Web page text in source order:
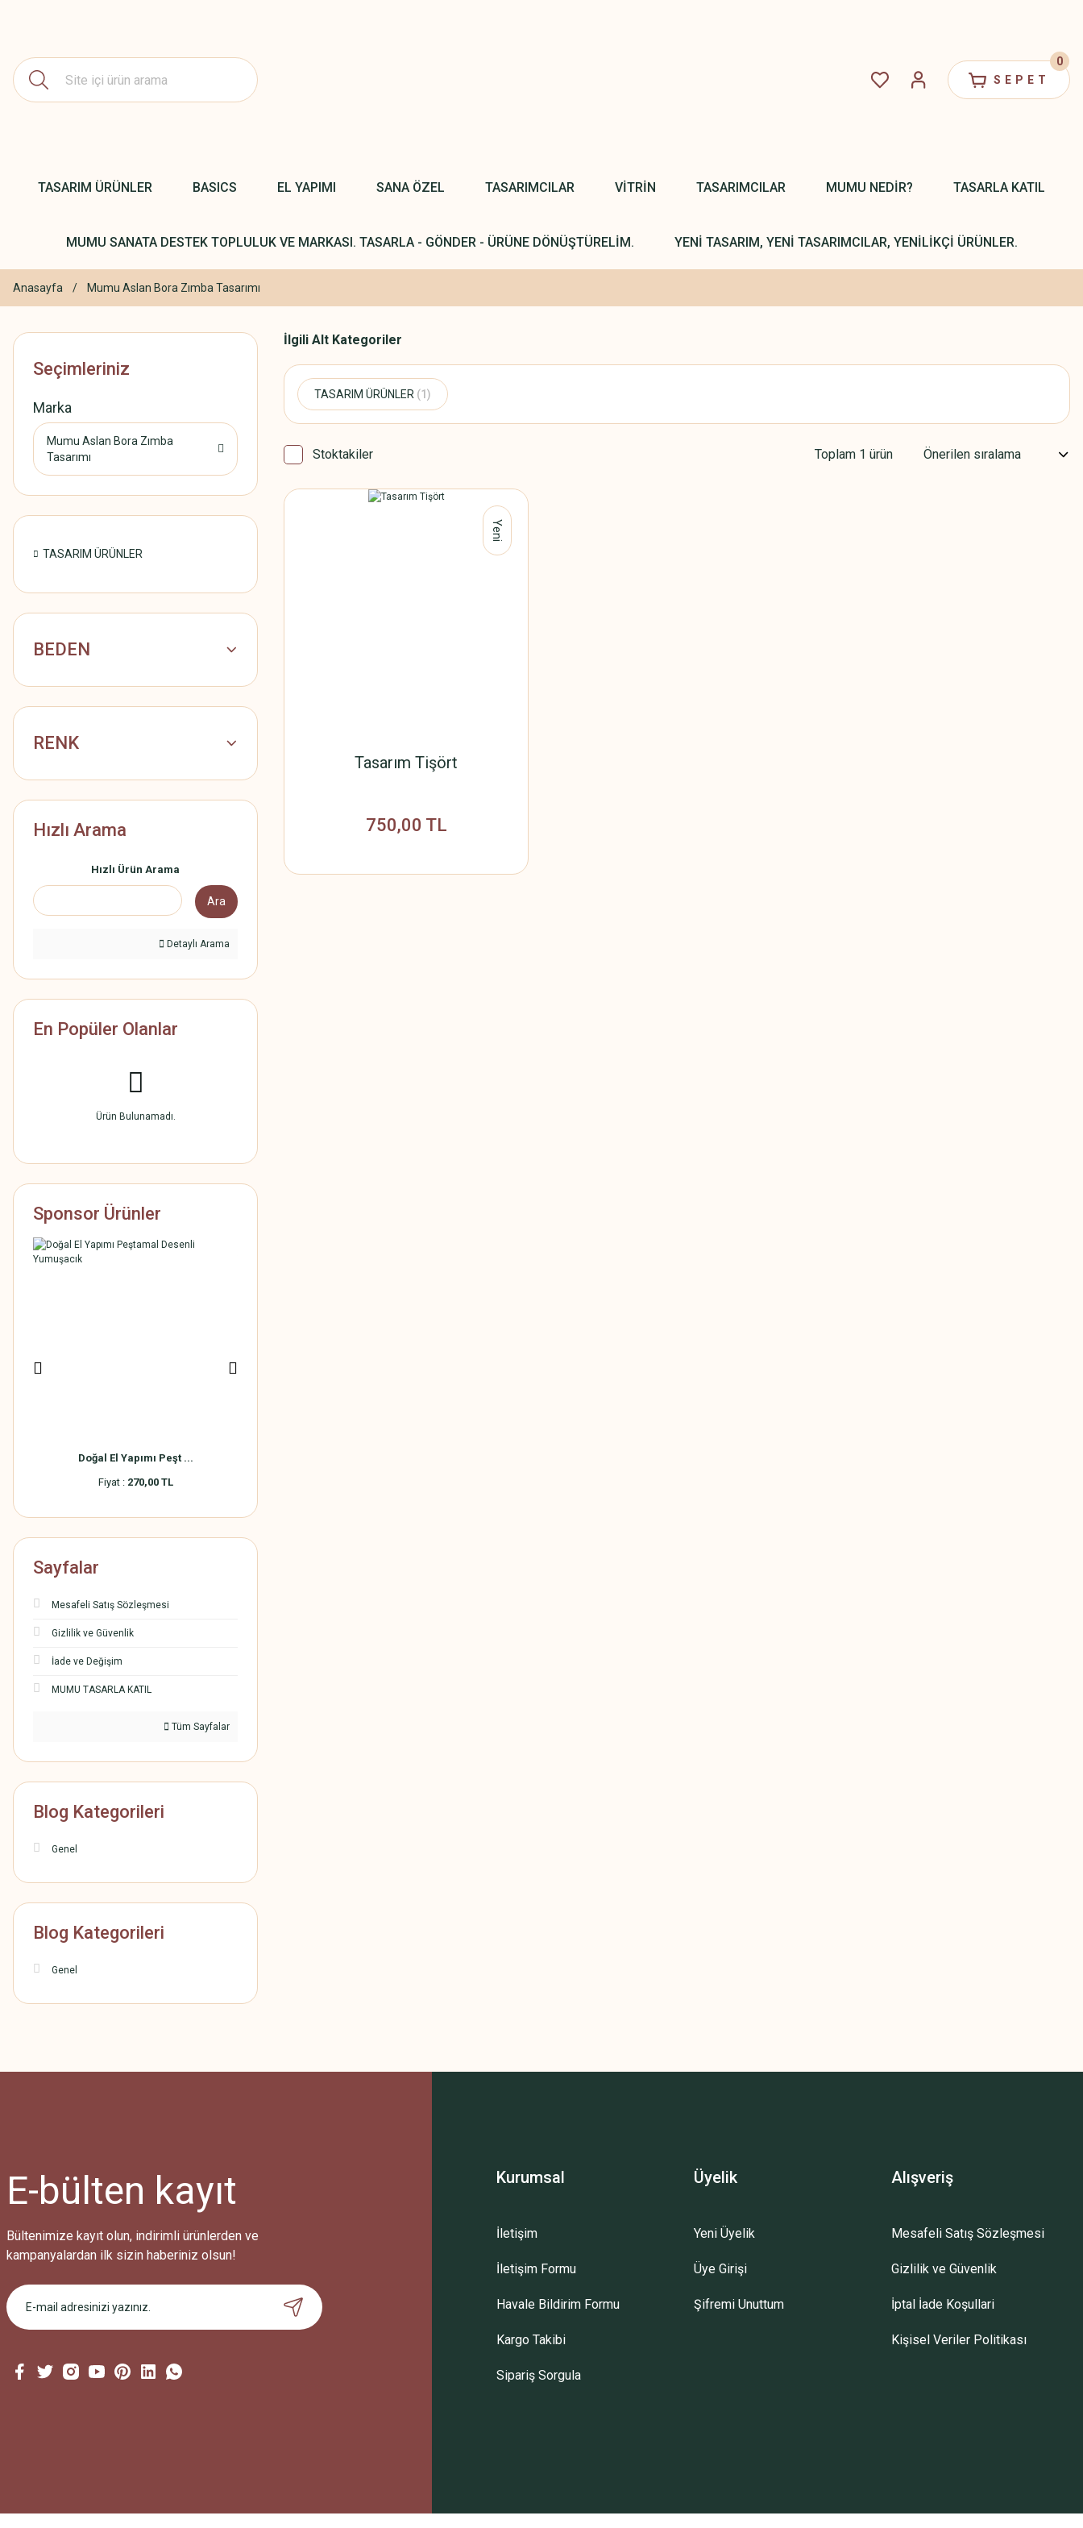
SEPET
0
TASARIM ÜRÜNLER BASICS EL YAPIMI SANA ÖZEL TASARIMCILAR VİTRİN TASARIMCILAR MUMU NEDİR? TASARLA KATIL
MUMU SANATA DESTEK TOPLULUK VE MARKASI. TASARLA - GÖNDER - ÜRÜNE DÖNÜŞTÜRELİM. YENİ TASARIM, YENİ TASARIMCILAR, YENİLİKÇİ ÜRÜNLER.
Anasayfa Mumu Aslan Bora Zımba Tasarımı
Seçimleriniz
Marka
Mumu Aslan Bora Zımba
Tasarımı
TASARIM ÜRÜNLER
BEDEN
RENK
Hızlı Arama
Hızlı Ürün Arama
Ara
Detaylı Arama
En Popüler Olanlar
Ürün Bulunamadı.
Sponsor Ürünler
Doğal El Yapımı Peşt ...
Fiyat : 270,00 TL
Sayfalar
Mesafeli Satış Sözleşmesi
Gizlilik ve Güvenlik
İade ve Değişim
MUMU TASARLA KATIL
Tüm Sayfalar
Blog Kategorileri
Genel
Blog Kategorileri
Genel
İlgili Alt Kategoriler
TASARIM ÜRÜNLER (1)
Stoktakiler Toplam 1 ürün
Yeni
Tasarım Tişört
750,00 TL
E-bülten kayıt
Bültenimize kayıt olun, indirimli ürünlerden ve
kampanyalardan ilk sizin haberiniz olsun!
Kurumsal
İletişim
İletişim Formu
Havale Bildirim Formu
Kargo Takibi
Sipariş Sorgula
Üyelik
Yeni Üyelik
Üye Girişi
Şifremi Unuttum
Alışveriş
Mesafeli Satış Sözleşmesi
Gizlilik ve Güvenlik
İptal İade Koşullari
Kişisel Veriler Politikası